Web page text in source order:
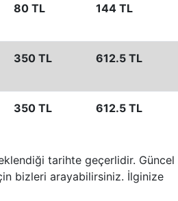
80 TL 144 TL
350 TL 612.5 TL
350 TL 612.5 TL
tarihte geçerlidir. Güncel
bizleri arayabilirsiniz. İlginize